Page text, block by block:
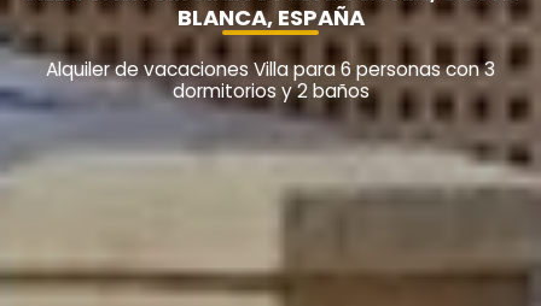
BLANCA, ESPAÑA
Alquiler de vacaciones Villa para 6 personas con 3
dormitorios y 2 baños